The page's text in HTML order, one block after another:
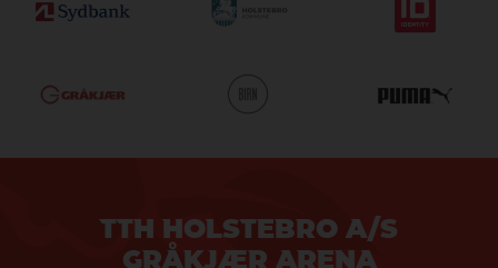
TTH HOLSTEBRO A/S
GRÅKJÆR ARENA